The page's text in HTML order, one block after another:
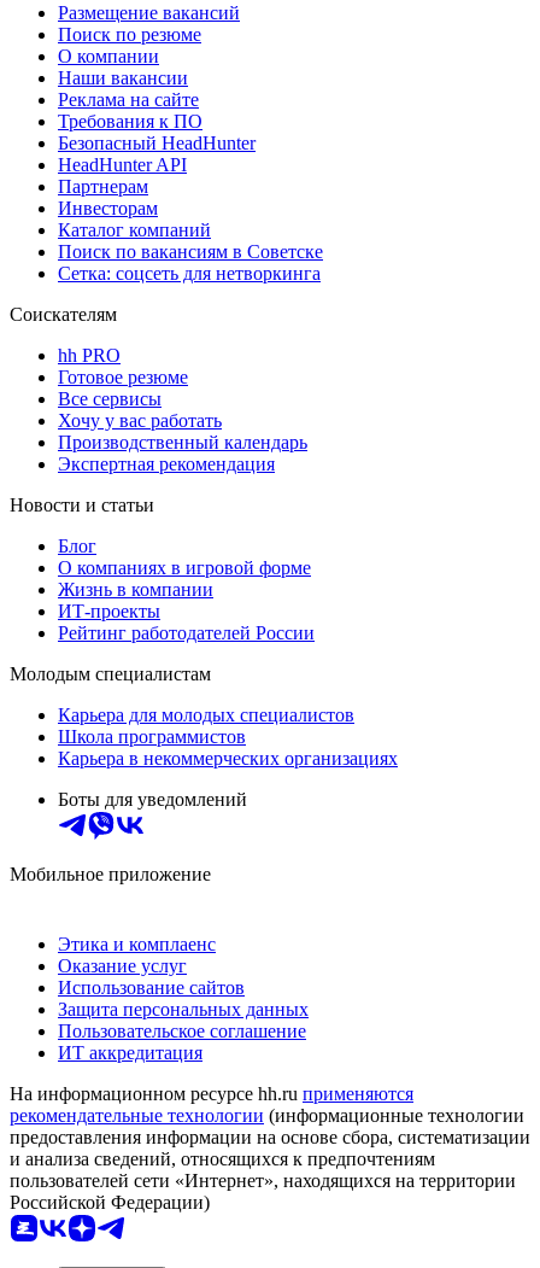
Размещение вакансий
Поиск по резюме
О компании
Наши вакансии
Реклама на сайте
Требования к ПО
Безопасный HeadHunter
HeadHunter API
Партнерам
Инвесторам
Каталог компаний
Поиск по вакансиям в Советске
Сетка: соцсеть для нетворкинга
Соискателям
hh PRO
Готовое резюме
Все сервисы
Хочу у вас работать
Производственный календарь
Экспертная рекомендация
Новости и статьи
Блог
О компаниях в игровой форме
Жизнь в компании
ИТ-проекты
Рейтинг работодателей России
Молодым специалистам
Карьера для молодых специалистов
Школа программистов
Карьера в некоммерческих организациях
Боты для уведомлений
Мобильное приложение
Этика и комплаенс
Оказание услуг
Использование сайтов
Защита персональных данных
Пользовательское соглашение
ИТ аккредитация
На информационном ресурсе hh.ru применяются
рекомендательные технологии (информационные технологии
предоставления информации на основе сбора, систематизации
и анализа сведений, относящихся к предпочтениям
пользователей сети «Интернет», находящихся на территории
Российской Федерации)